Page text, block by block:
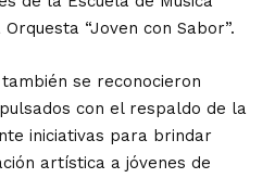
“Joven con Sabor”.
se reconocieron
con el respaldo de la
iniciativas para brindar
artística a jóvenes de